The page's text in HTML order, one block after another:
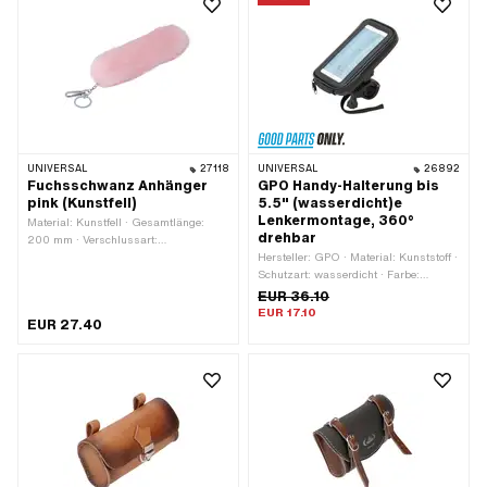
UNIVERSAL 27118
Fuchsschwanz Anhänger
pink (Kunstfell)
Material: Kunstfell · Gesamtlänge:
200 mm · Verschlussart:
EUR 27.40
UNIVERSAL 26892
GPO Handy-Halterung bis
5.5" (wasserdicht)e
Lenkermontage, 360°
drehbar
Hersteller: GPO · Material: Kunststoff ·
Schutzart: wasserdicht · Farbe:
schwarz · Bildschirmdiagonale: 1 -
5.5 " · Breite: 100 mm · Höhe: 30 mm ·
EUR 36.10
EUR 17.10